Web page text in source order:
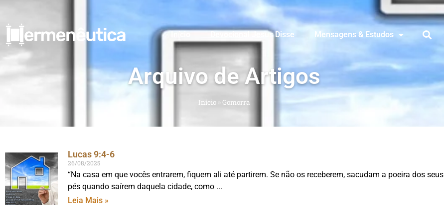
Início Devocional Jesus Disse Mensagens & Estudos
Arquivo de Artigos
Início » Gomorra
Lucas 9:4-6
26/08/2025
“Na casa em que vocês entrarem, fiquem ali até partirem. Se não os receberem, sacudam a poeira dos seus
pés quando saírem daquela cidade, como
Leia Mais »